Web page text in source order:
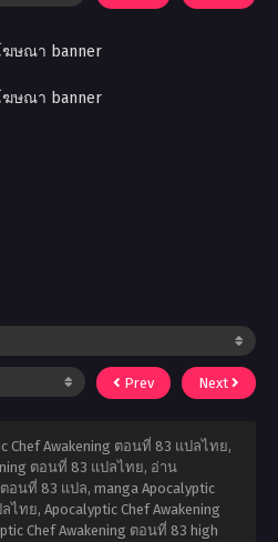
Prev Next
Chef Awakening ตอนที่ 83 แปลไทย,
ตอนที่ 83 แปลไทย, อ่าน
อนที่ 83 แปล, manga Apocalyptic
ไทย, Apocalyptic Chef Awakening
Chef Awakening ตอนที่ 83 high